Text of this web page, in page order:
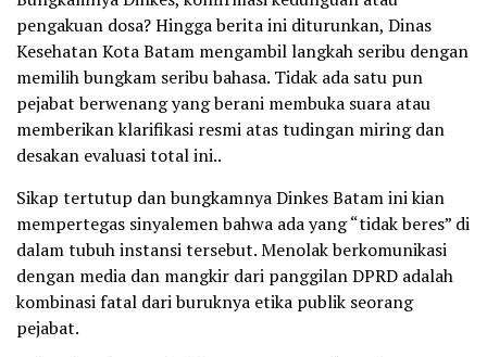
pengakuan dosa? Hingga berita ini diturunkan, Dinas
Kesehatan Kota Batam mengambil langkah seribu dengan
memilih bungkam seribu bahasa. Tidak ada satu pun
pejabat berwenang yang berani membuka suara atau
memberikan klarifikasi resmi atas tudingan miring dan
desakan evaluasi total ini..
Sikap tertutup dan bungkamnya Dinkes Batam ini kian
mempertegas sinyalemen bahwa ada yang “tidak beres” di
dalam tubuh instansi tersebut. Menolak berkomunikasi
dengan media dan mangkir dari panggilan DPRD adalah
kombinasi fatal dari buruknya etika publik seorang
pejabat.